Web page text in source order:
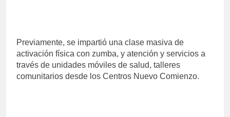
Previamente, se impartió una clase masiva de
activación física con zumba, y atención y servicios a
través de unidades móviles de salud, talleres
comunitarios desde los Centros Nuevo Comienzo.